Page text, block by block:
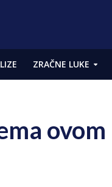
ZRAČNE LUKE
ovom